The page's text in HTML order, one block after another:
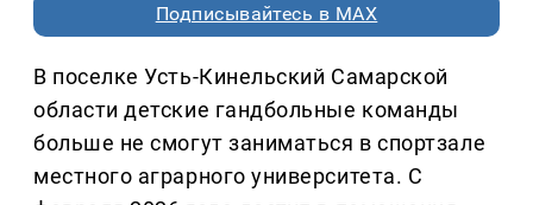
Подписывайтесь в MAX
В поселке Усть-Кинельский Самарской
области детские гандбольные команды
больше не смогут заниматься в спортзале
местного аграрного университета. С